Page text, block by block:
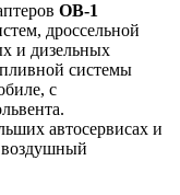
ОВ-1
дроссельной
и дизельных
системы
с
автосервисах и
воздушный